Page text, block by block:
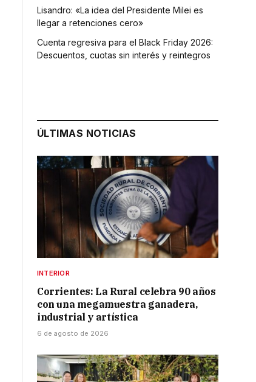
Lisandro: «La idea del Presidente Milei es
llegar a retenciones cero»
Cuenta regresiva para el Black Friday 2026:
Descuentos, cuotas sin interés y reintegros
ÚLTIMAS NOTICIAS
INTERIOR
Corrientes: La Rural celebra 90 años
con una megamuestra ganadera,
industrial y artística
6 de agosto de 2026